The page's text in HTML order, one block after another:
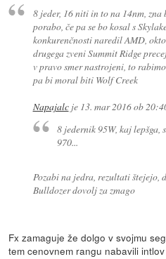
8 jeder, 16 niti in to na 14nm,
porabo, če pa se bo kosal s
konkurenčnosti naredil AMD,
drugega zveni Summit Ridge
v pravo smer nastrojeni, to
pa bi moral biti Wolf Creek
Napajalcje 13. mar 2016 ob
8 jedernik 95W, kaj lepšga,
970...
Pozabi na jedra, rezultati štejejo,
Bulldozer dovolj za zmago
Fx zamaguje že dolgo v svojmu
tem cenovnem rangu nabavili